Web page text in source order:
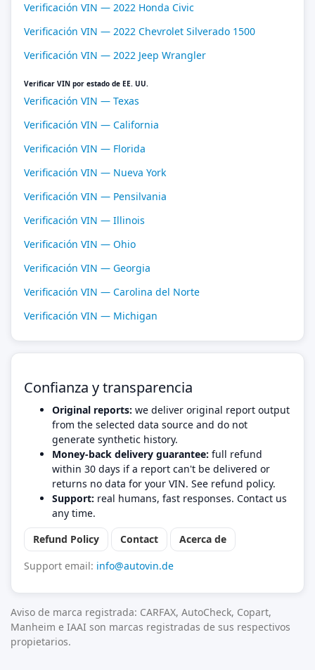
Verificación VIN — 2022 Honda Civic
Verificación VIN — 2022 Chevrolet Silverado 1500
Verificación VIN — 2022 Jeep Wrangler
Verificar VIN por estado de EE. UU.
Verificación VIN — Texas
Verificación VIN — California
Verificación VIN — Florida
Verificación VIN — Nueva York
Verificación VIN — Pensilvania
Verificación VIN — Illinois
Verificación VIN — Ohio
Verificación VIN — Georgia
Verificación VIN — Carolina del Norte
Verificación VIN — Michigan
Confianza y transparencia
Original reports: we deliver original report output
from the selected data source and do not
generate synthetic history.
Money-back delivery guarantee: full refund
within 30 days if a report can't be delivered or
returns no data for your VIN. See refund policy.
Support: real humans, fast responses. Contact us
any time.
Refund Policy
Contact
Acerca de
Support email: info@autovin.de
Aviso de marca registrada: CARFAX, AutoCheck, Copart,
Manheim e IAAI son marcas registradas de sus respectivos
propietarios.